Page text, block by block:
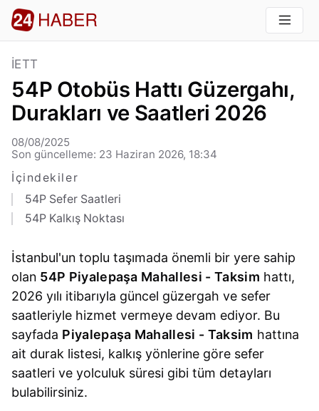
İETT
54P Otobüs Hattı Güzergahı,
Durakları ve Saatleri 2026
08/08/2025
Son güncelleme: 23 Haziran 2026, 18:34
İçindekiler
54P Sefer Saatleri
54P Kalkış Noktası
İstanbul'un toplu taşımada önemli bir yere sahip
olan 54P Piyalepaşa Mahallesi - Taksim hattı,
2026 yılı itibarıyla güncel güzergah ve sefer
saatleriyle hizmet vermeye devam ediyor. Bu
sayfada Piyalepaşa Mahallesi - Taksim hattına
ait durak listesi, kalkış yönlerine göre sefer
saatleri ve yolculuk süresi gibi tüm detayları
bulabilirsiniz.